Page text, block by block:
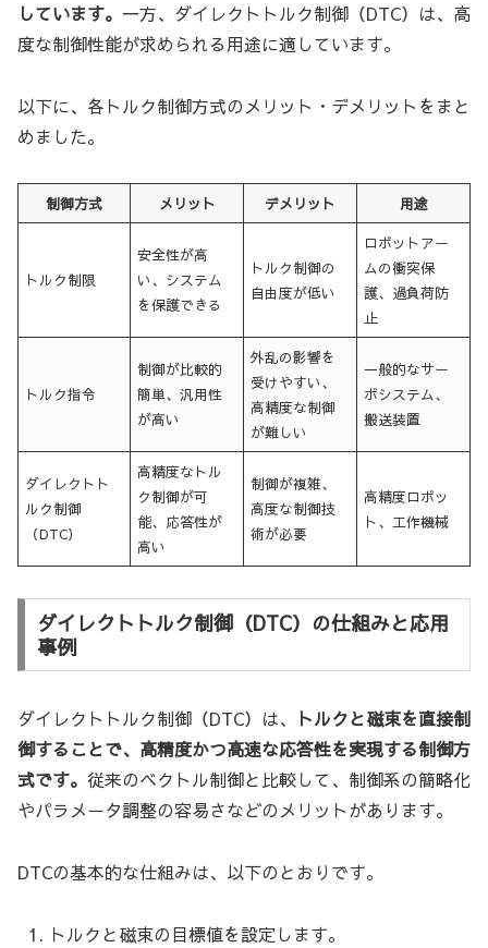
しています。 一方、ダイレクトトルク制御（DTC）は、高
度な制御性能が求められる用途に適しています。
以下に、各トルク制御方式のメリット・デメリットをまと
めました。
制御方式 メリット デメリット 用途
トルク制限
安全性が高
い、システム
を保護できる
トルク制御の
自由度が低い
ロボットアー
ムの衝突保
護、過負荷防
止
トルク指令
制御が比較的
簡単、汎用性
が高い
外乱の影響を
受けやすい、
高精度な制御
が難しい
一般的なサー
ボシステム、
搬送装置
ダイレクトト
ルク制御
（DTC）
高精度なトル
ク制御が可
能、応答性が
高い
制御が複雑、
高度な制御技
術が必要
高精度ロボッ
ト、工作機械
ダイレクトトルク制御（DTC）の仕組みと応用
事例
ダイレクトトルク制御（DTC）は、
トルクと磁束を直接制
御することで、高精度かつ高速な応答性を実現する制御方
式です。 従来のベクトル制御と比較して、制御系の簡略化
やパラメータ調整の容易さなどのメリットがあります。
DTCの基本的な仕組みは、以下のとおりです。
トルクと磁束の目標値を設定します。